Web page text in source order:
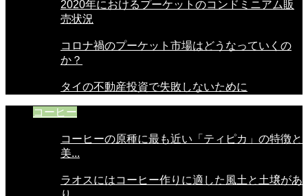
2020年におけるプーケットのコンドミニアム販
売状況
コロナ禍のプーケット市場はどうなっていくの
か？
タイの不動産投資で失敗しないために
コーヒー
コーヒーの原種に最も近い「ティピカ」の特徴と
美...
ラオスにはコーヒー作りに適した風土と土壌があ